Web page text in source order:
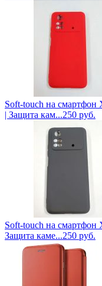
Soft-touch на смартфон
| Защита кам...250 руб.
Soft-touch на смартфон
Защита каме...250 руб.